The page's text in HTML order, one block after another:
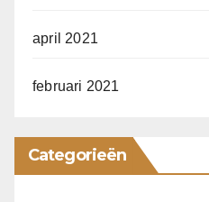
april 2021
februari 2021
Categorieën